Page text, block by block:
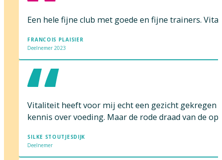
Een hele fijne club met goede en fijne trainers.
FRANCOIS PLAISIER
Deelnemer 2023
Vitaliteit heeft voor mij echt een gezicht
kennis over voeding. Maar de rode draad van de
SILKE STOUTJESDIJK
Deelnemer